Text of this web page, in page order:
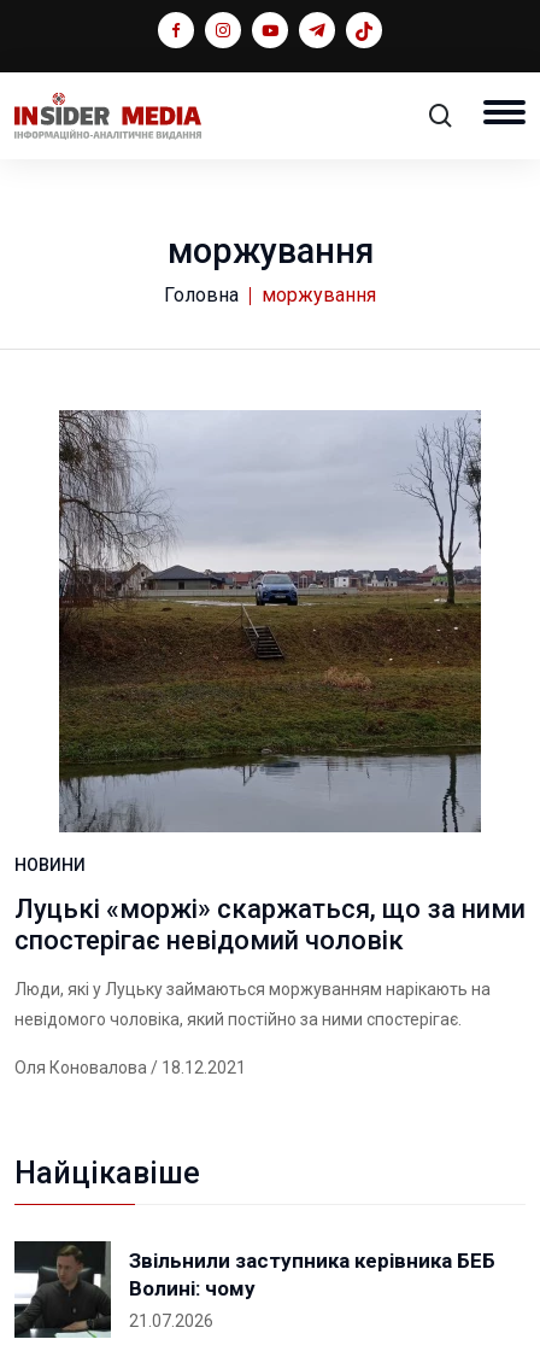
моржування
Головна моржування
НОВИНИ
Луцькі «моржі» скаржаться, що за ними
спостерігає невідомий чоловік
Люди, які у Луцьку займаються моржуванням нарікають на
невідомого чоловіка, який постійно за ними спостерігає.
Оля Коновалова / 18.12.2021
Найцікавіше
Звільнили заступника керівника БЕБ
Волині: чому
21.07.2026